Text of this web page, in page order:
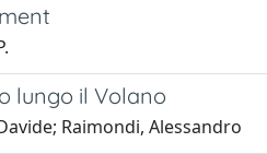
lungo il Volano
Raimondi, Alessandro